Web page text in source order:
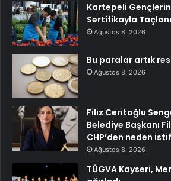
Kartepeli
Sertifikayla
Ağustos 8, 2026
Bu paralar artık
Ağustos 8, 2026
Filiz Ceritoğlu
Belediye Başkanı
CHP’den neden
Ağustos 8, 2026
TÜGVA Kayseri,